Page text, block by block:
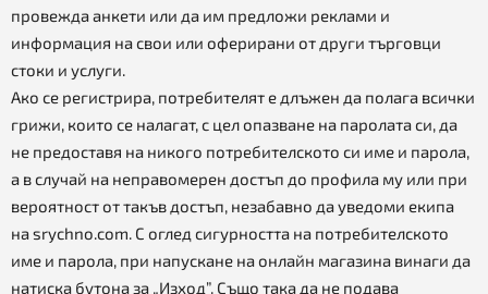
провежда анкети или да им предложи реклами и
информация на свои или оферирани от други търговци
стоки и услуги.
Ако се регистрира, потребителят е длъжен да полага всички
грижи, които се налагат, с цел опазване на паролата си, да
не предоставя на никого потребителското си име и парола,
а в случай на неправомерен достъп до профила му или при
вероятност от такъв достъп, незабавно да уведоми екипа
на srychno.com. С оглед сигурността на потребителското
име и парола, при напускане на онлайн магазина винаги да
натиска бутона за „Изход”. Също така да не подава